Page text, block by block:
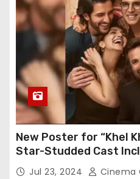
New Poster for “Khel
Star-Studded Cast
Taapsee Pannu,
Jul 23, 2024 Cinema